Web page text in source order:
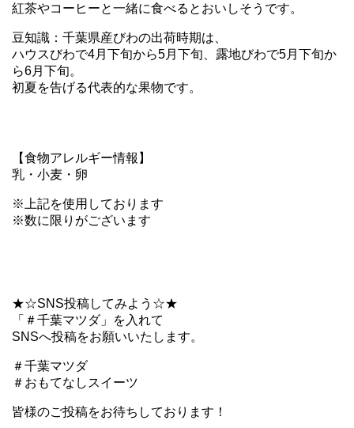
紅茶やコーヒーと一緒に食べるとおいしそうです。
豆知識：千葉県産びわの出荷時期は、
ハウスびわで4月下旬から5月下旬、露地びわで5月下旬か
ら6月下旬。
初夏を告げる代表的な果物です。
【食物アレルギー情報】
乳・小麦・卵
※上記を使用しております
※数に限りがございます
★☆SNS投稿してみよう☆★
「＃千葉マツダ」を入れて
SNSへ投稿をお願いいたします。
＃千葉マツダ
＃おもてなしスイーツ
皆様のご投稿をお待ちしております！